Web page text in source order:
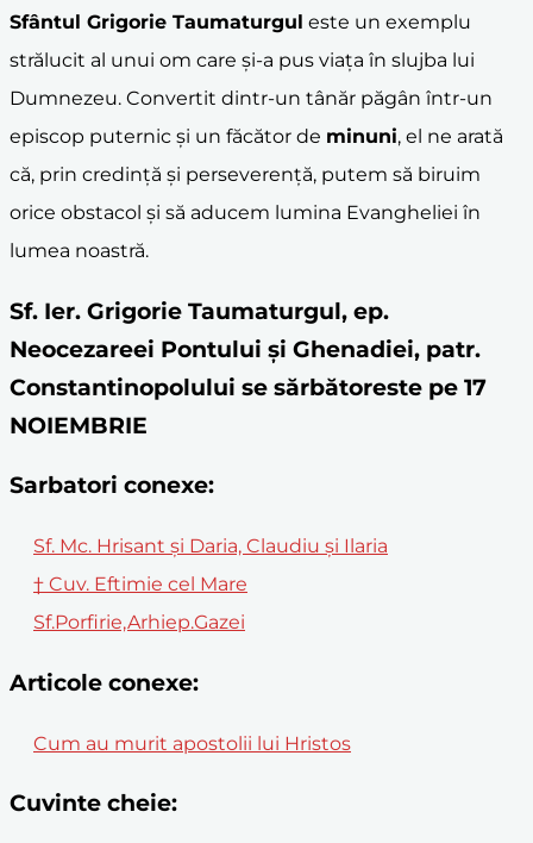
Sfântul Grigorie Taumaturgul este un exemplu
strălucit al unui om care și-a pus viața în slujba lui
Dumnezeu. Convertit dintr-un tânăr păgân într-un
episcop puternic și un făcător de minuni, el ne arată
că, prin credință și perseverență, putem să biruim
orice obstacol și să aducem lumina Evangheliei în
lumea noastră.
Sf. Ier. Grigorie Taumaturgul, ep.
Neocezareei Pontului și Ghenadiei, patr.
Constantinopolului se sărbătoreste pe 17
NOIEMBRIE
Sarbatori conexe:
Sf. Mc. Hrisant și Daria, Claudiu și Ilaria
† Cuv. Eftimie cel Mare
Sf.Porfirie,Arhiep.Gazei
Articole conexe:
Cum au murit apostolii lui Hristos
Cuvinte cheie: